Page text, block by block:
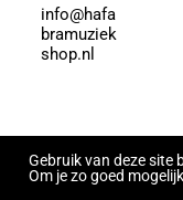
Aitken
Aitken, Robert
Al Hirt
Al-Odeh, Simon
4,5 (3e divisie)
4.5
6
7
info@hafa
bramuziek
shop.nl
Gebruik van deze site
Om je zo goed